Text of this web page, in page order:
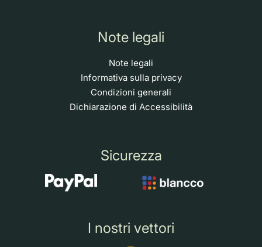
Note legali
Note legali
Informativa sulla privacy
Condizioni generali
Dichiarazione di Accessibilità
Sicurezza
I nostri vettori